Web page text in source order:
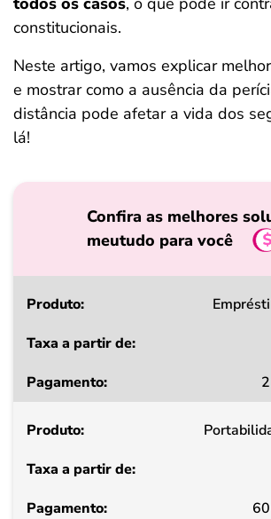
constitucionais.
Neste artigo, vamos explicar
e mostrar como a ausência da
distância pode afetar a vida dos
lá!
Confira as melhores
meutudo para você
Produto
a
de
Pagamento